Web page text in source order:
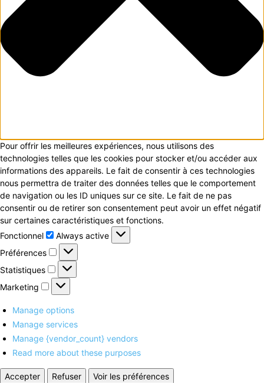
Pour offrir les meilleures expériences, nous utilisons des
technologies telles que les cookies pour stocker et/ou accéder aux
informations des appareils. Le fait de consentir à ces technologies
nous permettra de traiter des données telles que le comportement
de navigation ou les ID uniques sur ce site. Le fait de ne pas
consentir ou de retirer son consentement peut avoir un effet négatif
sur certaines caractéristiques et fonctions.
Fonctionnel
Fonctionnel
Always active
Préférences
Préférences
Statistiques
Statistiques
Marketing
Marketing
Manage options
Manage services
Manage {vendor_count} vendors
Read more about these purposes
Accepter Refuser
Voir les préférences